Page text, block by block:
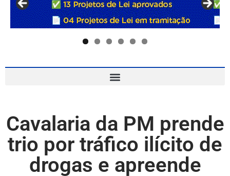
Cavalaria da PM prende
trio por tráfico ilícito de
drogas e apreende